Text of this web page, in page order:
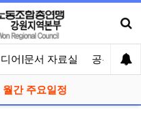
어|문서 자료실 공유게시
월간 주요일정